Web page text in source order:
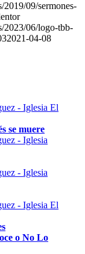
09/sermones-
2023/06/logo-tbb-
2021-04-08
se muere
o No Lo